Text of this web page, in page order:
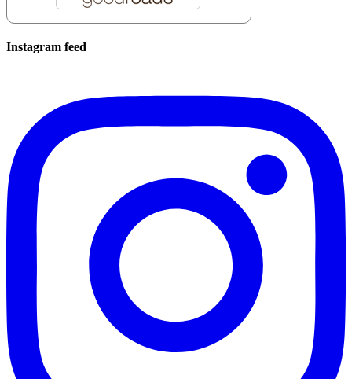
Instagram feed